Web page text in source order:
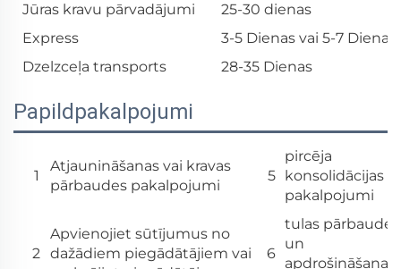
Jūras kravu pārvadājumi
25-30 dienas
Express
3-5 Dienas vai 5-7 Dienas
Dzelzceļa transports
28-35 Dienas
Papildpakalpojumi
1
Atjaunināšanas vai kravas
pārbaudes pakalpojumi
5
pircēja
konsolidācijas
pakalpojumi
2
Apvienojiet sūtījumus no
dažādiem piegādātājiem vai
6
tulas pārbaude
un
apdrošināšanas